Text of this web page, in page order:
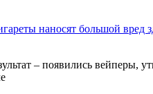
наносят большой вред
– появились вейперы,